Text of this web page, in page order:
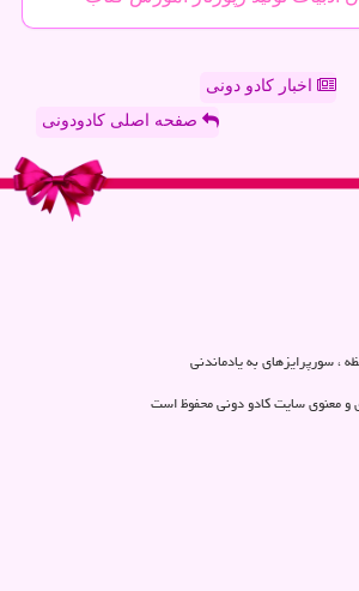
اخبار کادو دونی
صفحه اصلی کادودونی
، سورپرایزهای به یادماندنی